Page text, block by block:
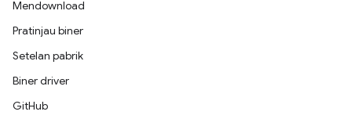
Mendownload
Pratinjau biner
Setelan pabrik
Biner driver
GitHub